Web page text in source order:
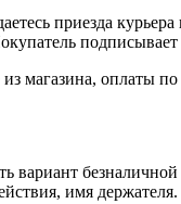
приезда курьера
магазина, оплаты
вариант
имя держателя.